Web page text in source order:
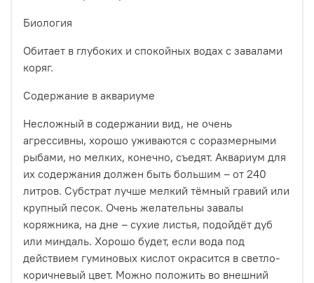
Биология
Обитает в глубоких и спокойных водах с завалами
коряг.
Содержание в аквариуме
Несложный в содержании вид, не очень
агрессивны, хорошо уживаются с соразмерными
рыбами, но мелких, конечно, съедят. Аквариум для
их содержания должен быть большим – от 240
литров. Субстрат лучше мелкий тёмный гравий или
крупный песок. Очень желательны завалы
коряжника, на дне – сухие листья, подойдёт дуб
или миндаль. Хорошо будет, если вода под
действием гуминовых кислот окрасится в светло-
коричневый цвет. Можно положить во внешний